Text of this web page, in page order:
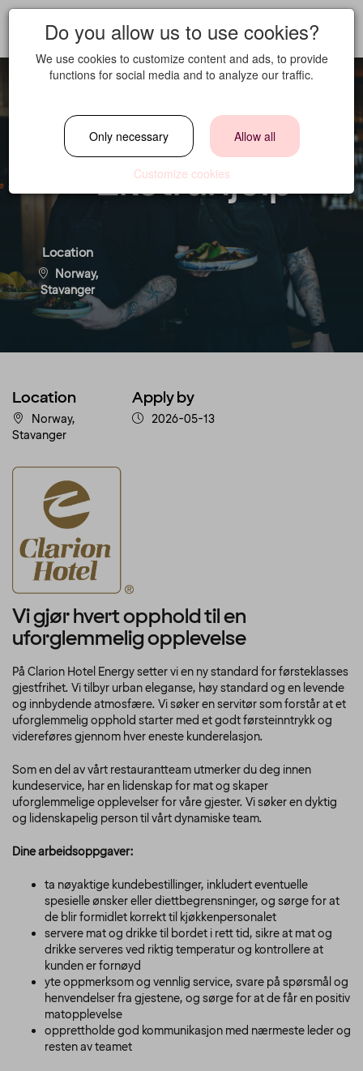
Servitør The Social
- Ekstrahjelp
Location
Norway,
Stavanger
Location
Norway,
Stavanger
Apply by
2026-05-13
Vi gjør hvert opphold til en
uforglemmelig opplevelse
På Clarion Hotel Energy setter vi en ny standard for førsteklasses
gjestfrihet. Vi tilbyr urban eleganse, høy standard og en levende
og innbydende atmosfære. Vi søker en servitør som forstår at et
uforglemmelig opphold starter med et godt førsteinntrykk og
videreføres gjennom hver eneste kunderelasjon.
Som en del av vårt restaurantteam utmerker du deg innen
kundeservice, har en lidenskap for mat og skaper
uforglemmelige opplevelser for våre gjester. Vi søker en dyktig
og lidenskapelig person til vårt dynamiske team.
Dine arbeidsoppgaver:
ta nøyaktige kundebestillinger, inkludert eventuelle
spesielle ønsker eller diettbegrensninger, og sørge for at
de blir formidlet korrekt til kjøkkenpersonalet
servere mat og drikke til bordet i rett tid, sikre at mat og
drikke serveres ved riktig temperatur og kontrollere at
kunden er fornøyd
yte oppmerksom og vennlig service, svare på spørsmål og
henvendelser fra gjestene, og sørge for at de får en positiv
matopplevelse
opprettholde god kommunikasjon med nærmeste leder og
resten av teamet
Do you allow us to use cookies?
We use cookies to customize content and ads, to provide
functions for social media and to analyze our traffic.
Only necessary Allow all
Customize cookies